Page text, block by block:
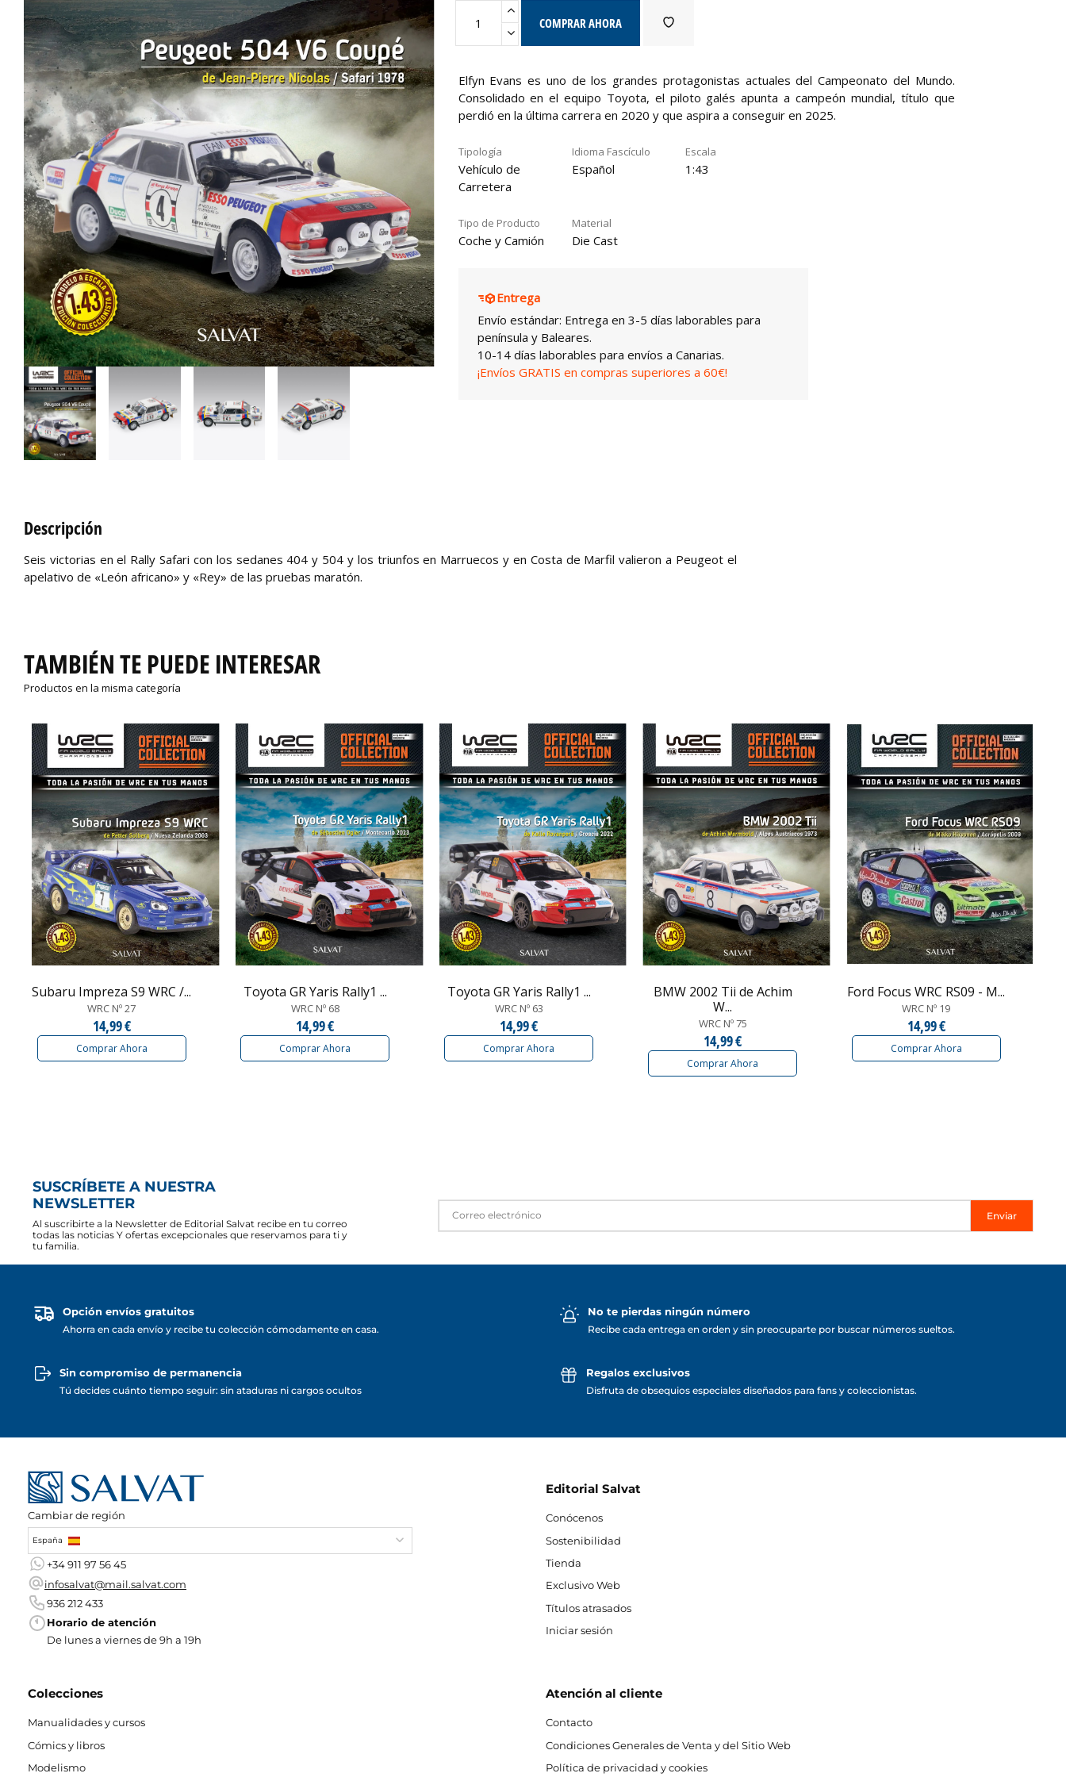
COMPRAR AHORA
Elfyn Evans es uno de los grandes protagonistas actuales del Campeonato del Mundo.
Consolidado en el equipo Toyota, el piloto galés apunta a campeón mundial, título que
perdió en la última carrera en 2020 y que aspira a conseguir en 2025.
Tipología
Vehículo de
Carretera
Idioma Fascículo
Español
Escala
1:43
Tipo de Producto
Coche y Camión
Material
Die Cast
Entrega
Envío estándar: Entrega en 3-5 días laborables para
península y Baleares.
10-14 días laborables para envíos a Canarias.
¡Envíos GRATIS en compras superiores a 60€!
Descripción
Seis victorias en el Rally Safari con los sedanes 404 y 504 y los triunfos en Marruecos y en Costa de Marfil valieron a Peugeot el
apelativo de «León africano» y «Rey» de las pruebas maratón.
TAMBIÉN TE PUEDE INTERESAR
Productos en la misma categoría
Subaru Impreza S9 WRC /...
WRC Nº 27
14,99 €
Comprar Ahora
Toyota GR Yaris Rally1 ...
WRC Nº 68
14,99 €
Comprar Ahora
Toyota GR Yaris Rally1 ...
WRC Nº 63
14,99 €
Comprar Ahora
BMW 2002 Tii de Achim
W...
WRC Nº 75
14,99 €
Comprar Ahora
Ford Focus WRC RS09 - M...
WRC Nº 19
14,99 €
Comprar Ahora
SUSCRÍBETE A NUESTRA
NEWSLETTER
Al suscribirte a la Newsletter de Editorial Salvat recibe en tu correo
todas las noticias Y ofertas excepcionales que reservamos para ti y
tu familia.
Enviar
Opción envíos gratuitos
Ahorra en cada envío y recibe tu colección cómodamente en casa.
No te pierdas ningún número
Recibe cada entrega en orden y sin preocuparte por buscar números sueltos.
Sin compromiso de permanencia
Tú decides cuánto tiempo seguir: sin ataduras ni cargos ocultos
Regalos exclusivos
Disfruta de obsequios especiales diseñados para fans y coleccionistas.
Cambiar de región
España
+34 911 97 56 45
infosalvat@mail.salvat.com
936 212 433
Horario de atención
De lunes a viernes de 9h a 19h
Editorial Salvat
Conócenos
Sostenibilidad
Tienda
Exclusivo Web
Títulos atrasados
Iniciar sesión
Colecciones
Manualidades y cursos
Cómics y libros
Modelismo
Atención al cliente
Contacto
Condiciones Generales de Venta y del Sitio Web
Política de privacidad y cookies